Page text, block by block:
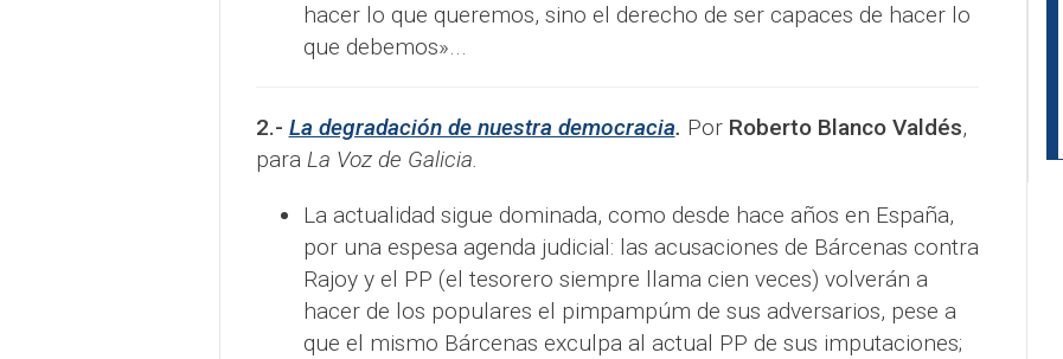
hacer lo que queremos, sino el derecho de ser capaces de hacer lo
que debemos»...
2.- La degradación de nuestra democracia. Por Roberto Blanco Valdés,
para La Voz de Galicia.
La actualidad sigue dominada, como desde hace años en España,
por una espesa agenda judicial: las acusaciones de Bárcenas contra
Rajoy y el PP (el tesorero siempre llama cien veces) volverán a
hacer de los populares el pimpampúm de sus adversarios, pese a
que el mismo Bárcenas exculpa al actual PP de sus imputaciones;